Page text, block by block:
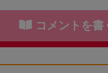
コメントを書